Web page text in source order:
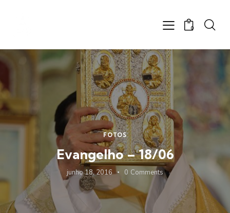
0
FOTOS
Evangelho – 18/06
junho 18, 2016 0 Comments